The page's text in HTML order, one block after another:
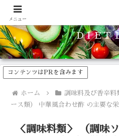
食品のカロリーや糖質などの栄養
ＤＩＥＴ
コンテンツはPRを含みます
ホーム 調味料及び香辛料
ース類） 中華風合わせ酢 の主要な
＜調味料類＞ （調味
メニュー